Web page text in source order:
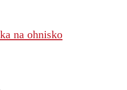
na ohnisko